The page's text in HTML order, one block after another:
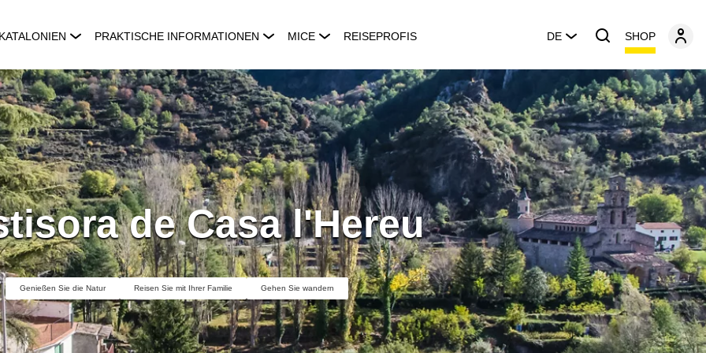
PRAKTISCHE INFORMATIONEN MICE REISEPROFIS DE SHOP
de Casa l'Hereu
Genießen Sie die Natur Reisen Sie mit Ihrer Familie Gehen Sie wandern